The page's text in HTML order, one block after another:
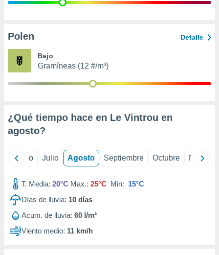
e
publicidad
Polen Detalle
Bajo
Gramíneas (12 #/m³)
¿Qué tiempo hace en Le Vintrou en
agosto?
Junio Julio Agosto Septiembre Octubre
T. Media: 20°C Max.: 25°C Min: 15°C
Días de lluvia: 10 días
Acum. de lluvia: 60 l/m²
Viento medio: 11 km/h